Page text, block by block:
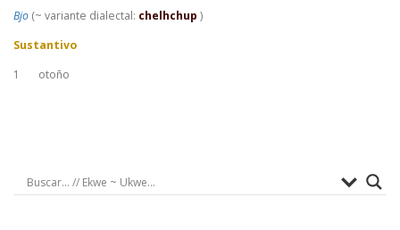
Bjo (~ variante dialectal: chelhchup )
Sustantivo
1
otoño